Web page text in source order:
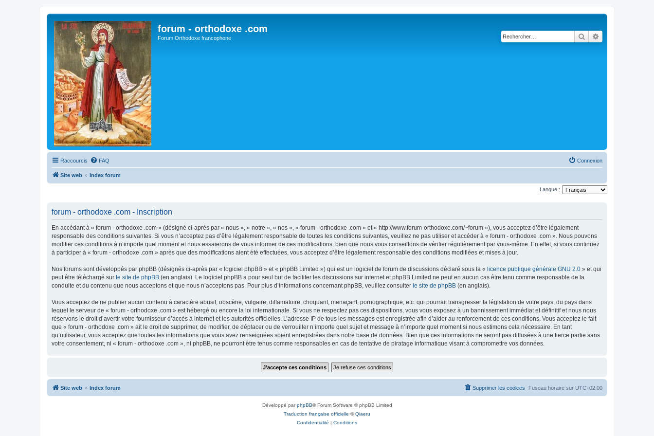
forum - orthodoxe .com
Forum Orthodoxe francophone Rechercher
Raccourcis FAQ Connexion
Site web Index forum
Langue :
forum - orthodoxe .com - Inscription
En accédant à « forum - orthodoxe .com » (désigné ci-après par « nous », « notre », « nos », « forum - orthodoxe .com » et « http://www.forum-orthodoxe.com/~forum »), vous acceptez d’être légalement
responsable des conditions suivantes. Si vous n’acceptez pas d’être légalement responsable de toutes les conditions suivantes, veuillez ne pas utiliser et accéder à « forum - orthodoxe .com ». Nous pouvons
modifier ces conditions à n’importe quel moment et nous essaierons de vous informer de ces modifications, bien que nous vous conseillons de vérifier régulièrement par vous-même. En effet, si vous continuez
à participer à « forum - orthodoxe .com » après que des modifications aient été effectuées, vous acceptez d’être légalement responsable des conditions modifiées et mises à jour.
Nos forums sont développés par phpBB (désignés ci-après par « logiciel phpBB » et « phpBB Limited ») qui est un logiciel de forum de discussions déclaré sous la « licence publique générale GNU 2.0 » et qui
peut être téléchargé sur le site de phpBB (en anglais). Le logiciel phpBB a pour seul but de faciliter les discussions sur internet et phpBB Limited ne peut en aucun cas être tenu comme responsable de la
conduite et du contenu que nous acceptons et que nous n’acceptons pas. Pour plus d’informations concernant phpBB, veuillez consulter le site de phpBB (en anglais).
Vous acceptez de ne publier aucun contenu à caractère abusif, obscène, vulgaire, diffamatoire, choquant, menaçant, pornographique, etc. qui pourrait transgresser la législation de votre pays, du pays dans
lequel le serveur de « forum - orthodoxe .com » est hébergé ou encore la loi internationale. Si vous ne respectez pas ces dispositions, vous vous exposez à un bannissement immédiat et définitif et nous nous
réservons le droit d’avertir votre fournisseur d’accès à internet et les autorités officielles. L’adresse IP de tous les messages est enregistrée afin d’aider au renforcement de ces conditions. Vous acceptez le fait
que « forum - orthodoxe .com » ait le droit de supprimer, de modifier, de déplacer ou de verrouiller n’importe quel sujet et message à n’importe quel moment si nous estimons cela nécessaire. En tant
qu’utilisateur, vous acceptez que toutes les informations que vous avez renseignées soient enregistrées dans notre base de données. Bien que ces informations ne seront pas diffusées à une tierce partie sans
votre consentement, ni « forum - orthodoxe .com », ni phpBB, ne pourront être tenus comme responsables en cas de tentative de piratage informatique visant à compromettre vos données.
Site web Index forum Fuseau horaire sur UTC+02:00
Supprimer les cookies
Développé parphpBB® Forum Software © phpBB Limited
Traduction française officielle ©Qiaeru
Confidentialité | Conditions